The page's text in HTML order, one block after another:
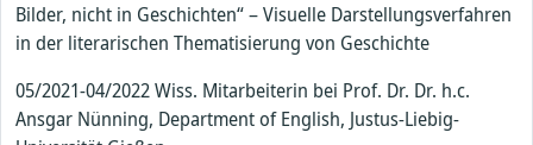
Bilder, nicht in Geschichten“ – Visuelle Darstellungsverfahren
in der literarischen Thematisierung von Geschichte
05/2021-04/2022 Wiss. Mitarbeiterin bei Prof. Dr. Dr. h.c.
Ansgar Nünning, Department of English, Justus-Liebig-